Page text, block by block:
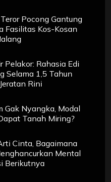
Pocong Gantung
Fasilitas Kos-Kosan
Pelakor: Rahasia Edi
Selama 1,5 Tahun
Rini
Gak Nyangka, Modal
Tanah Miring?
Cinta, Bagaimana
Mental
Berikutnya